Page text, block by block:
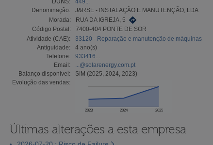
Denominação:
J&RSE - INSTALAÇÃO E MANUTENÇÃO, LDA
Morada:
RUA DA IGREJA, 5
Código Postal:
7400-404 PONTE DE SOR
Atividade (CAE):
33120 - Reparação e manutenção de máquinas
Antiguidade:
4 ano(s)
Telefone:
933416...
Email:
...@solarenergy.com.pt
Balanço disponível:
SIM (2025, 2024, 2023)
Evolução das vendas:
2023 2024 2025
Últimas alterações a esta empresa